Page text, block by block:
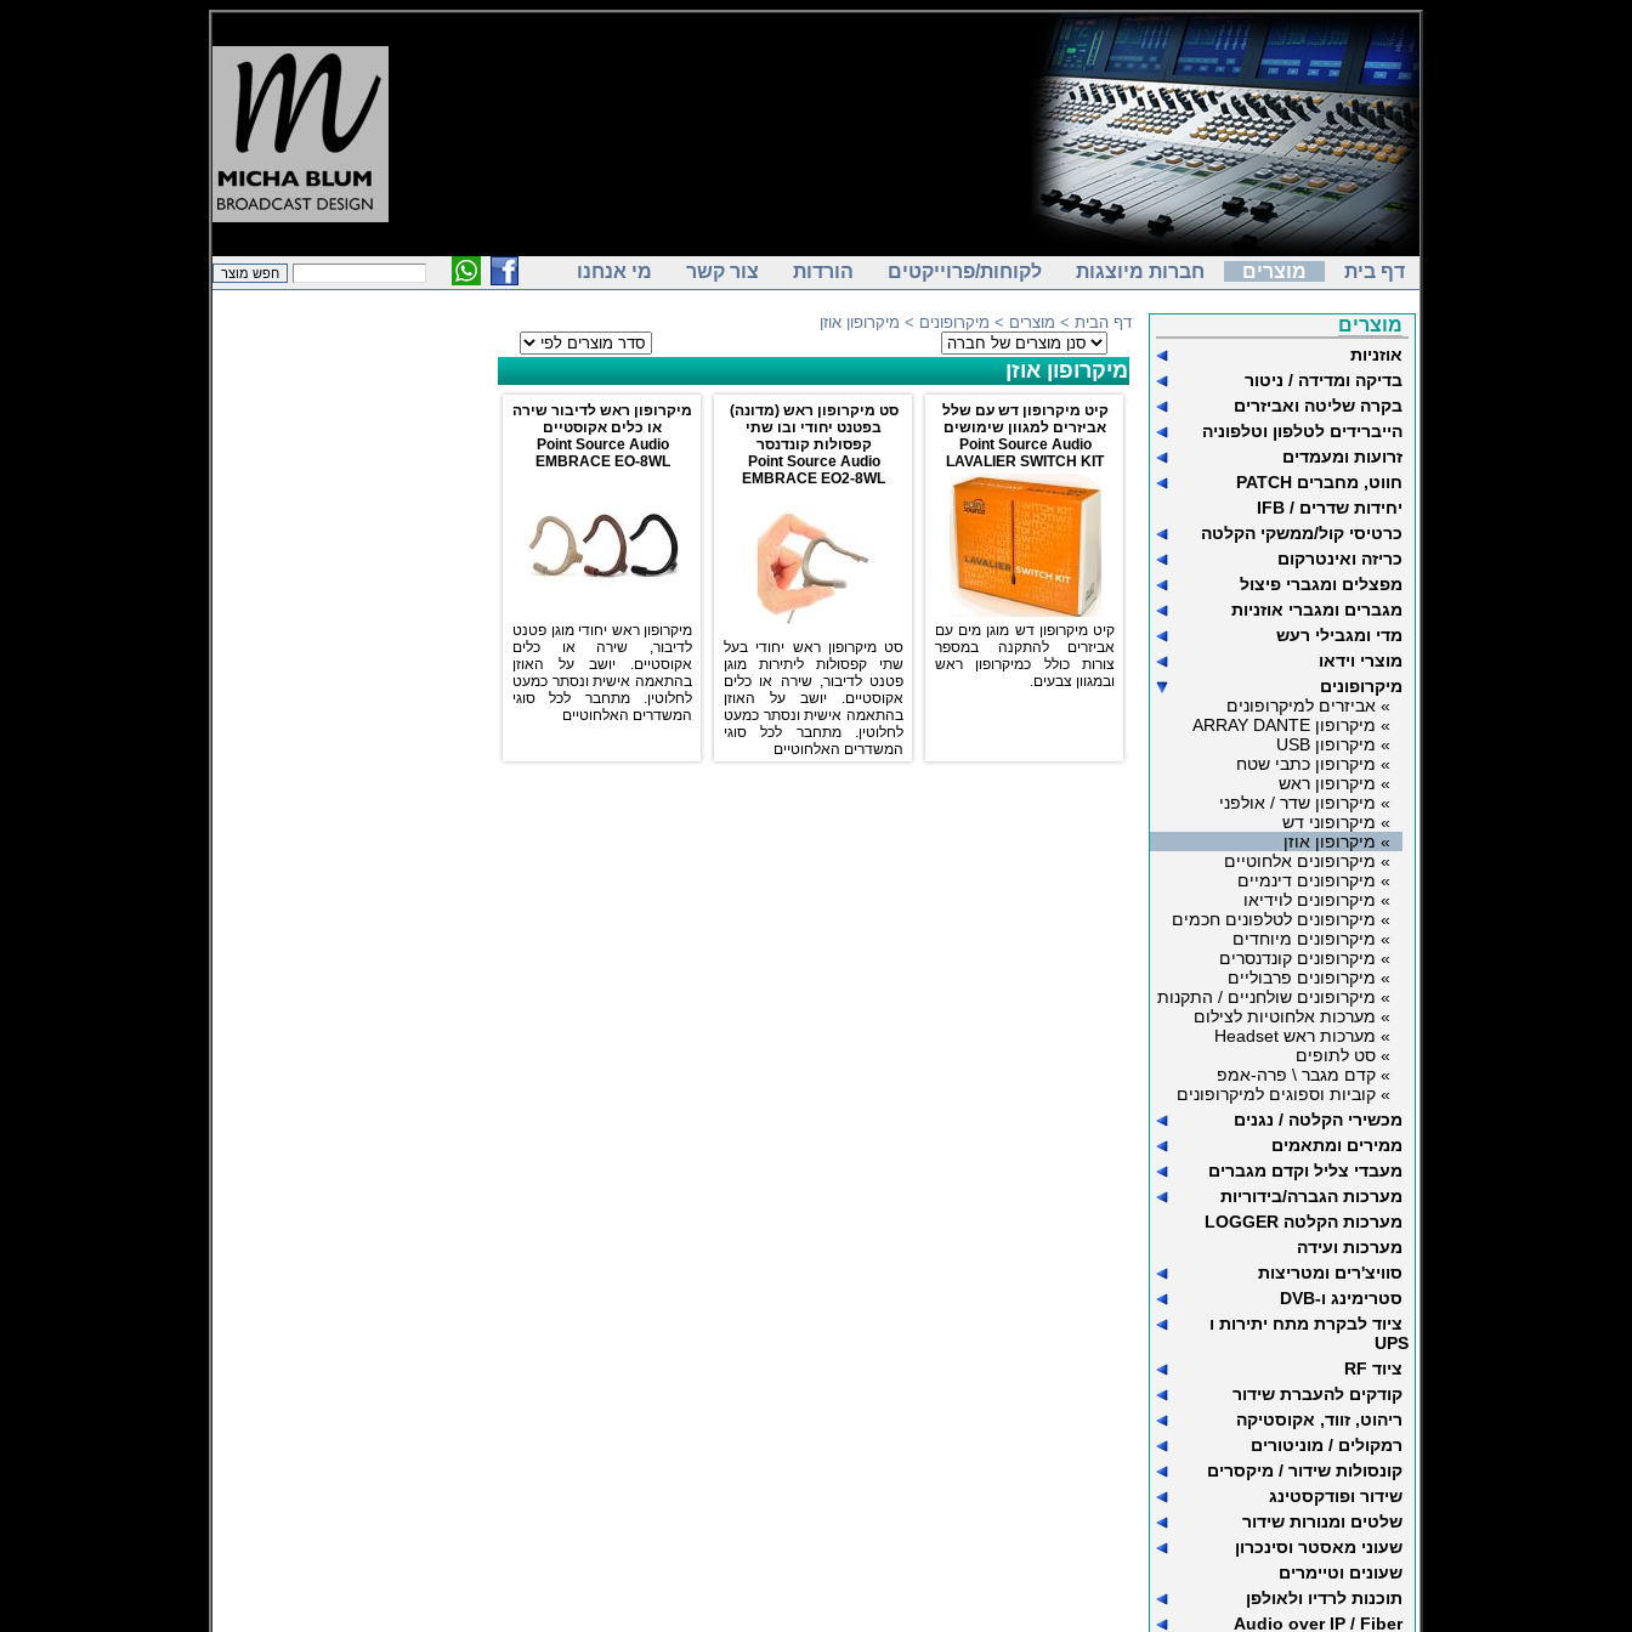
דף בית מוצרים חברות מיוצגות לקוחות/פרוייקטים הורדות צור קשר מי אנחנו
מוצרים
אוזניות
בדיקה ומדידה / ניטור
בקרה שליטה ואביזרים
הייברידים לטלפון וטלפוניה
זרועות ומעמדים
חווט, מחברים PATCH
יחידות שדרים / IFB
כרטיסי קול/ממשקי הקלטה
כריזה ואינטרקום
מפצלים ומגברי פיצול
מגברים ומגברי אוזניות
מדי ומגבילי רעש
מוצרי וידאו
מיקרופונים
» אביזרים למיקרופונים
» מיקרופון ARRAY DANTE
» מיקרופון USB
» מיקרופון כתבי שטח
» מיקרופון ראש
» מיקרופון שדר / אולפני
» מיקרופוני דש
» מיקרופון אוזן
» מיקרופונים אלחוטיים
» מיקרופונים דינמיים
» מיקרופונים לוידיאו
» מיקרופונים לטלפונים חכמים
» מיקרופונים מיוחדים
» מיקרופונים קונדנסרים
» מיקרופונים פרבוליים
» מיקרופונים שולחניים / התקנות
» מערכות אלחוטיות לצילום
» מערכות ראש Headset
» סט לתופים
» קדם מגבר \ פרה-אמפ
» קוביות וספוגים למיקרופונים
מכשירי הקלטה / נגנים
ממירים ומתאמים
מעבדי צליל וקדם מגברים
מערכות הגברה/בידוריות
מערכות הקלטה LOGGER
מערכות ועידה
סוויצ'רים ומטריצות
סטרימינג ו-DVB
ציוד לבקרת מתח יתירות ו
UPS
ציוד RF
קודקים להעברת שידור
ריהוט, זווד, אקוסטיקה
רמקולים / מוניטורים
קונסולות שידור / מיקסרים
שידור ופודקסטינג
שלטים ומנורות שידור
שעוני מאסטר וסינכרון
שעונים וטיימרים
תוכנות לרדיו ולאולפן
Audio over IP / Fiber
דף הבית > מוצרים > מיקרופונים > מיקרופון אוזן
מיקרופון אוזן
קיט מיקרופון דש עם שלל
אביזרים למגוון שימושים
Point Source Audio
LAVALIER SWITCH KIT
קיט מיקרופון דש מוגן מים עם
אביזרים להתקנה במספר
צורות כולל כמיקרופון ראש
ובמגוון צבעים.
סט מיקרופון ראש (מדונה)
בפטנט יחודי ובו שתי
קפסולות קונדנסר
Point Source Audio
EMBRACE EO2-8WL
סט מיקרופון ראש יחודי בעל
שתי קפסולות ליתירות מוגן
פטנט לדיבור, שירה או כלים
אקוסטיים. יושב על האוזן
בהתאמה אישית ונסתר כמעט
לחלוטין. מתחבר לכל סוגי
המשדרים האלחוטיים
מיקרופון ראש לדיבור שירה
או כלים אקוסטיים
Point Source Audio
EMBRACE EO-8WL
מיקרופון ראש יחודי מוגן פטנט
לדיבור, שירה או כלים
אקוסטיים. יושב על האוזן
בהתאמה אישית ונסתר כמעט
לחלוטין. מתחבר לכל סוגי
המשדרים האלחוטיים